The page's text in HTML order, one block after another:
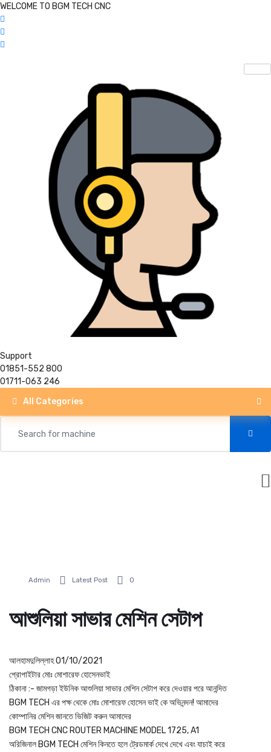
WELCOME TO BGM TECH CNC
Support
01851-552 800
01711-063 246
All Categories
Admin Latest Post 0
আশুলিয়া সাভার মেশিন সেটাপ
আলহামদুলিল্লাহ 01/10/2021
প্রোপাইটার মোঃ মোশারেফ হোসেনভাই
ঠিকানা :- জামগড়া ইউনিক আশুলিয়া সাভার মেশিন সেটাপ করে দেওয়ার পরে আনন্দিত
BGM TECH এর পক্ষ থেকে মোঃ মোশারেফ হোসেন ভাই কে অভিনন্দন! আমাদের
কোম্পানির মেশিন জানতে ভিজিট করুন আমাদের
BGM TECH CNC ROUTER MACHINE MODEL 1725, A1
অরিজিনাল BGM TECH মেশিন কিনতে হলে ট্রেডমার্ক দেখে দেখে এবং যাচাই করে